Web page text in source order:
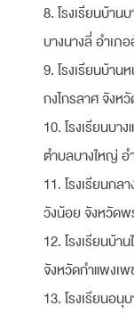
8. โรงเรียนบ้า
บางนางลี่ อำเภ
9. โรงเรียนบ้า
กงไกรลาศ จังห
10. โรงเรียนบ
ตำบลบางใหญ่
11. โรงเรียนก
วังน้อย จังหวัด
12. โรงเรียนบ้
จังหวัดกำแพงเ
13. โรงเรียนอ